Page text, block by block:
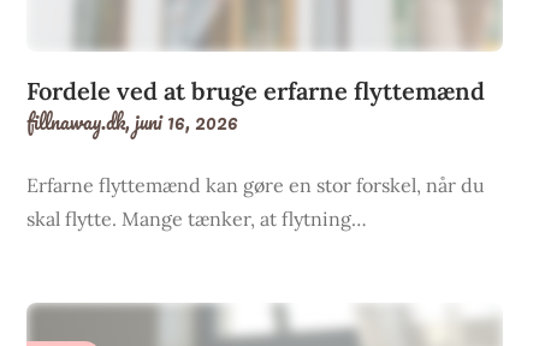
Fordele ved at bruge erfarne flyttemænd
fillnaway.dk,juni 16, 2026
Erfarne flyttemænd kan gøre en stor forskel, når du
skal flytte. Mange tænker, at flytning…